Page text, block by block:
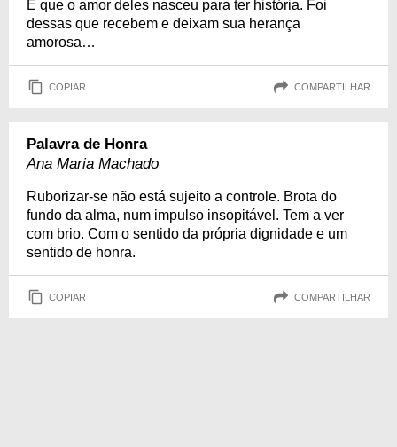
E que o amor deles nasceu para ter história. Foi
dessas que recebem e deixam sua herança
amorosa…
COPIAR COMPARTILHAR
Palavra de Honra
Ana Maria Machado
Ruborizar-se não está sujeito a controle. Brota do
fundo da alma, num impulso insopitável. Tem a ver
com brio. Com o sentido da própria dignidade e um
sentido de honra.
COPIAR COMPARTILHAR